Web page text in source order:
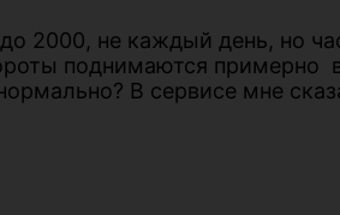
2000, не каждый день, но
поднимаются примерно
В сервисе мне